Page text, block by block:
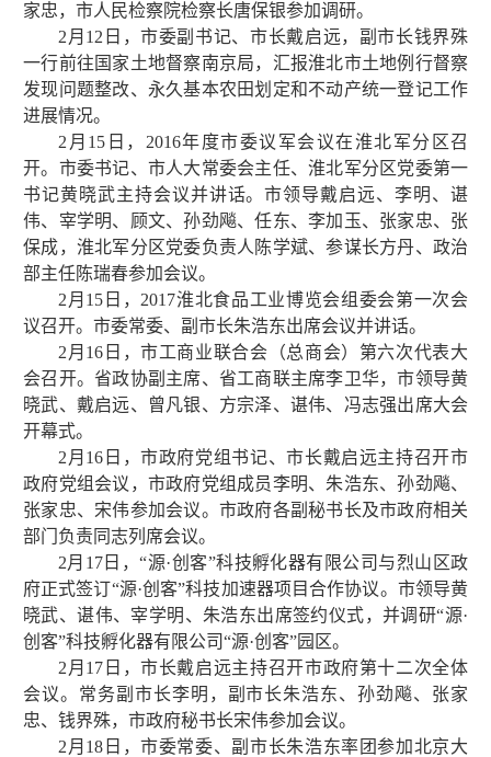
家忠，市人民检察院检察长唐保银参加调研。
2月12日，市委副书记、市长戴启远，副市长钱界殊
一行前往国家土地督察南京局，汇报淮北市土地例行督察
发现问题整改、永久基本农田划定和不动产统一登记工作
进展情况。
2月15日，2016年度市委议军会议在淮北军分区召
开。市委书记、市人大常委会主任、淮北军分区党委第一
书记黄晓武主持会议并讲话。市领导戴启远、李明、谌
伟、宰学明、顾文、孙劲飚、任东、李加玉、张家忠、张
保成，淮北军分区党委负责人陈学斌、参谋长方丹、政治
部主任陈瑞春参加会议。
2月15日，2017淮北食品工业博览会组委会第一次会
议召开。市委常委、副市长朱浩东出席会议并讲话。
2月16日，市工商业联合会（总商会）第六次代表大
会召开。省政协副主席、省工商联主席李卫华，市领导黄
晓武、戴启远、曾凡银、方宗泽、谌伟、冯志强出席大会
开幕式。
2月16日，市政府党组书记、市长戴启远主持召开市
政府党组会议，市政府党组成员李明、朱浩东、孙劲飚、
张家忠、宋伟参加会议。市政府各副秘书长及市政府相关
部门负责同志列席会议。
2月17日，“源·创客”科技孵化器有限公司与烈山区政
府正式签订“源·创客”科技加速器项目合作协议。市领导黄
晓武、谌伟、宰学明、朱浩东出席签约仪式，并调研“源·
创客”科技孵化器有限公司“源·创客”园区。
2月17日，市长戴启远主持召开市政府第十二次全体
会议。常务副市长李明，副市长朱浩东、孙劲飚、张家
忠、钱界殊，市政府秘书长宋伟参加会议。
2月18日，市委常委、副市长朱浩东率团参加北京大